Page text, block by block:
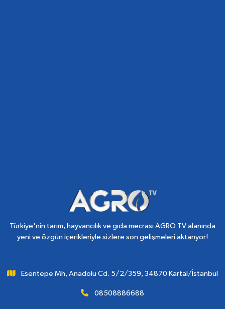
Türkiye'nin tarım, hayvancılık ve gıda mecrası AGRO TV alanında
yeni ve özgün içerikleriyle sizlere son gelişmeleri aktarıyor!
Esentepe Mh, Anadolu Cd. 5/2/359, 34870 Kartal/İstanbul
08508886688